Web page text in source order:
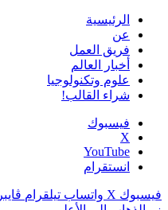
الرئيسية
عن
فريق العمل
أخبار العالم
علوم وتكنولوجيا
شراء القالب!
فيسبوك
‫X
‫YouTube
انستقرام
فيسبوك ‫X واتساب تيلقرام ڤايبر